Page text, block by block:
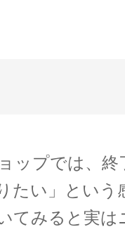
ップでは、終
たい」という
てみると実は